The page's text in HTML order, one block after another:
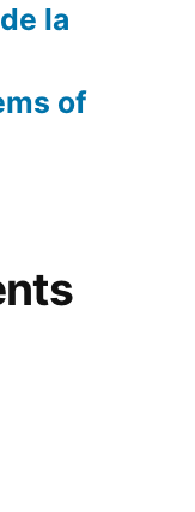
la
of